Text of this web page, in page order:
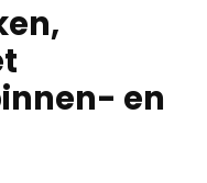
en